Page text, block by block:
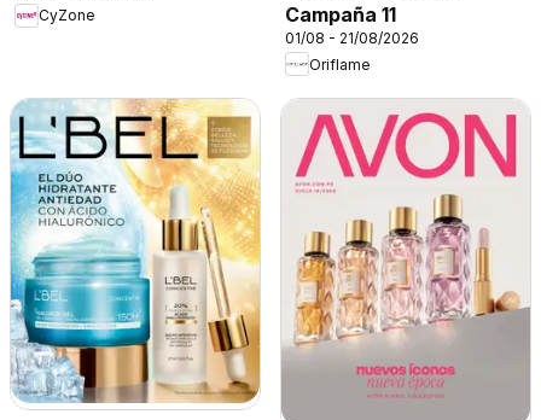
CyZone
Campaña 11
01/08 - 21/08/2026
Oriflame